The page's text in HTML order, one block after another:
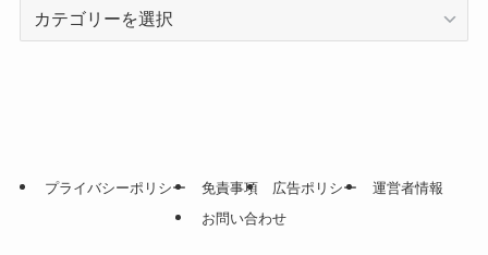
プライバシーポリシー 免責事項 広告ポリシー
運営者情報
お問い合わせ